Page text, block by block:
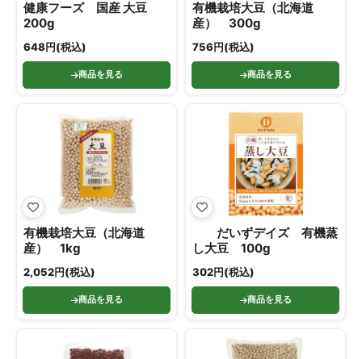
健康フーズ 国産 大豆
200g
648円(税込)
商品を見る
有機栽培大豆（北海道
産） 300g
756円(税込)
商品を見る
有機栽培大豆（北海道
産） 1kg
2,052円(税込)
商品を見る
だいずデイズ 有機蒸
し大豆 100g
302円(税込)
商品を見る